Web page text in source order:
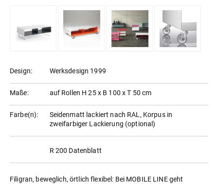
Design: Werksdesign 1999
Maße: auf Rollen H 25 x B 100 x T 50 cm
Farbe(n):
Seidenmatt lackiert nach RAL, Korpus in
zweifarbiger Lackierung (optional)
R 200 Datenblatt
Filigran, beweglich, örtlich flexibel: Bei MOBILE LINE geht